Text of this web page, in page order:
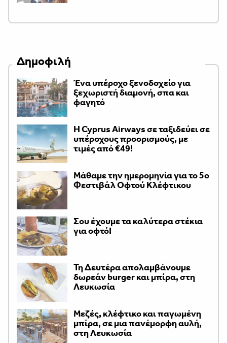
Δημοφιλή
Ένα υπέροχο ξενοδοχείο για
ξεχωριστή διαμονή, σπα και
φαγητό
H Cyprus Airways σε ταξιδεύει σε
υπέροχους προορισμούς, με
τιμές από €49!
Μάθαμε την ημερομηνία για το 5ο
Φεστιβάλ Οφτού Κλέφτικου
Σου έχουμε τα καλύτερα στέκια
για οφτό!
Τη Δευτέρα απολαμβάνουμε
δωρεάν burger και μπίρα, στη
Λευκωσία
Μεζές, κλέφτικο και παγωμένη
μπίρα, σε μια πανέμορφη αυλή,
στη Λευκωσία